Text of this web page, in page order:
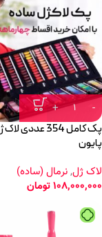
پک کامل 354
پایون
لاک ژل,نرمال (ساده)
108,000,000تومان